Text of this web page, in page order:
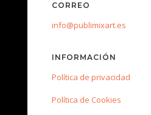
CORREO
info@publimixart.es
INFORMACIÓN
Política de privacidad
Política de Cookies